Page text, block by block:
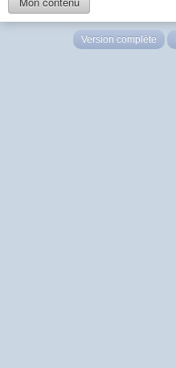
Version complète